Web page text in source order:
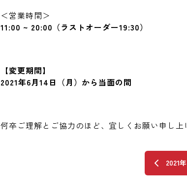
＜営業時間＞
11:00 ~ 20:00 （ラストオーダー19:30）
【変更期間】
2021年6月14 日（月）から当面の間
何卒ご理解とご協力のほど、宜しくお願い申し上
2021